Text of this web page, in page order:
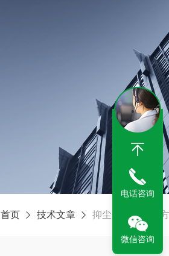
首页 技术文章 抑尘剂道路抑尘
电话咨询
微信咨询